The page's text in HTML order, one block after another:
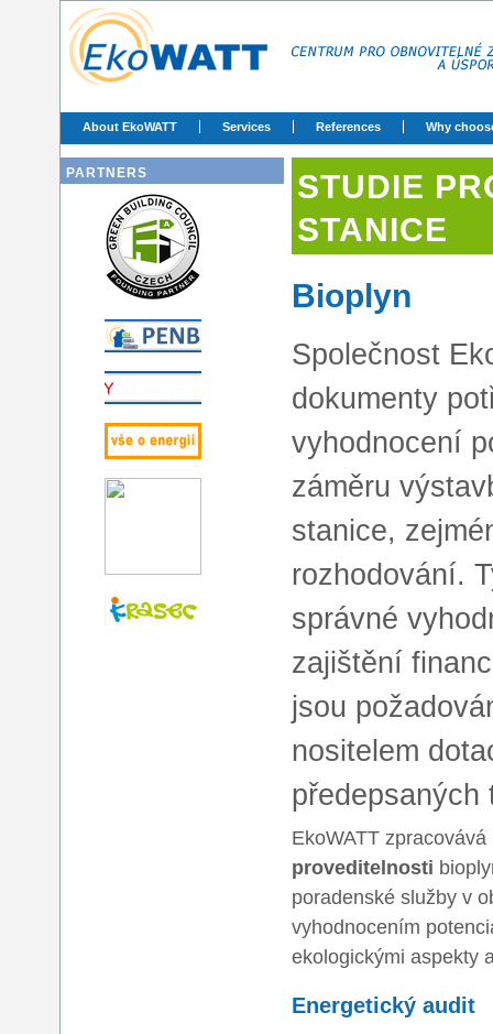
About EkoWATT Services References Why
PARTNERS
STUDIE
STANICE
Bioplyn
Společnost
dokumenty
vyhodnocení
záměru
stanice,
rozhodování.
správné
zajištění
jsou
nositelem
předepsaných
EkoWATT
proveditelnosti
poradenské služby v
vyhodnocením
ekologickými aspekty
Energetický audit